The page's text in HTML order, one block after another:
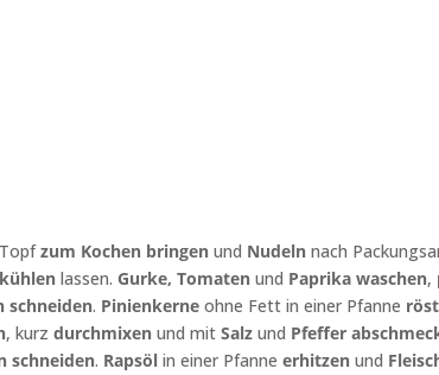
zum Kochen bringen und Nudeln nach
lassen.Gurke, Tomaten und Paprika waschen,
schneiden. Pinienkerne ohne Fett in einer Pfanne
, kurzdurchmixen und mitSalz und Pfeffer
schneiden. Rapsöl in einer Pfanneerhitzen und